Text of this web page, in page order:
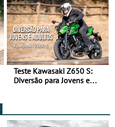
Teste Kawasaki Z650 S:
Diversão para Jovens e